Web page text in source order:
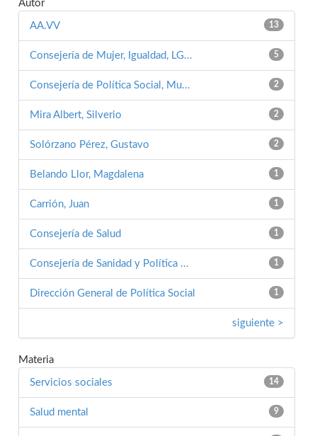
Autor
13
AA.VV
5
Consejería de Mujer, Igualdad, LG...
2
Consejería de Política Social, Mu...
2
Mira Albert, Silverio
2
Solórzano Pérez, Gustavo
1
Belando Llor, Magdalena
1
Carrión, Juan
1
Consejería de Salud
1
Consejería de Sanidad y Política ...
1
Dirección General de Política Social
siguiente >
Materia
14
Servicios sociales
9
Salud mental